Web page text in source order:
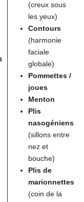
(creux sous
les yeux)
Contours
(harmonie
faciale
globale)
Pommettes /
joues
Menton
Plis
nasogéniens
(sillons entre
nez et
bouche)
Plis de
marionnettes
(coin de la